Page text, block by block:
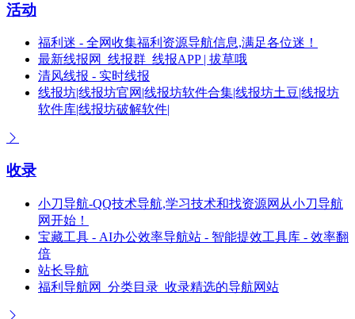
活动
福利迷 - 全网收集福利资源导航信息,满足各位迷！
最新线报网_线报群_线报APP | 拔草哦
清风线报 - 实时线报
线报坊|线报坊官网|线报坊软件合集|线报坊土豆|线报坊
软件库|线报坊破解软件|
收录
小刀导航-QQ技术导航,学习技术和找资源网从小刀导航
网开始！
宝藏工具 - AI办公效率导航站 - 智能提效工具库 - 效率翻
倍
站长导航
福利导航网_分类目录_收录精选的导航网站